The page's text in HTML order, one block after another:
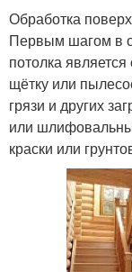
Обработка
Первым шагом в
потолка
щётку или
грязи и других
или
краски или